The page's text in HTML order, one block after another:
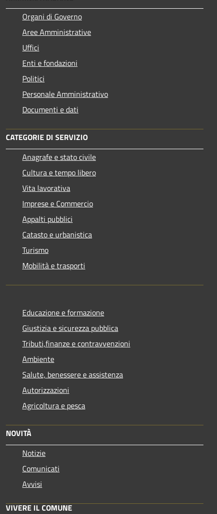
Organi di Governo
Aree Amministrative
Uffici
Enti e fondazioni
Politici
Personale Amministrativo
Documenti e dati
CATEGORIE DI SERVIZIO
Anagrafe e stato civile
Cultura e tempo libero
Vita lavorativa
Imprese e Commercio
Appalti pubblici
Catasto e urbanistica
Turismo
Mobilità e trasporti
Educazione e formazione
Giustizia e sicurezza pubblica
Tributi,finanze e contravvenzioni
Ambiente
Salute, benessere e assistenza
Autorizzazioni
Agricoltura e pesca
NOVITÀ
Notizie
Comunicati
Avvisi
VIVERE IL COMUNE